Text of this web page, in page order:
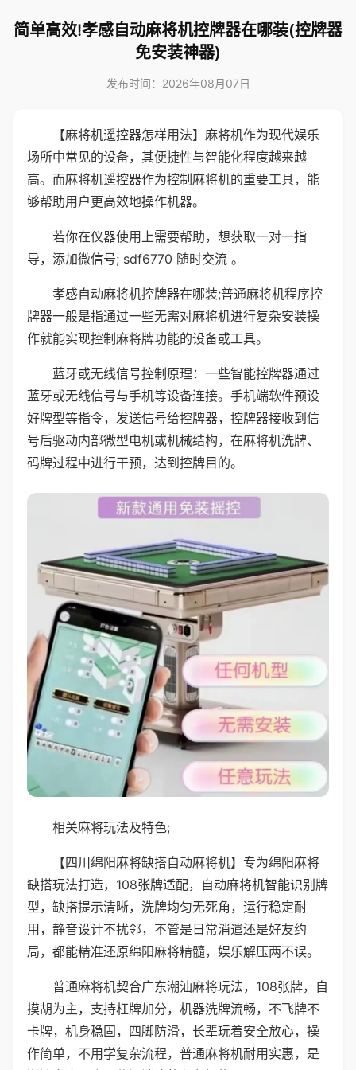
简单高效!孝感自动麻将机控牌器在哪装(控牌器
免安装神器)
发布时间：2026年08月07日
【麻将机遥控器怎样用法】麻将机作为现代娱乐
场所中常见的设备，其便捷性与智能化程度越来越
高。而麻将机遥控器作为控制麻将机的重要工具，能
够帮助用户更高效地操作机器。
若你在仪器使用上需要帮助，想获取一对一指
导，添加微信号; sdf6770 随时交流 。
孝感自动麻将机控牌器在哪装;普通麻将机程序控
牌器一般是指通过一些无需对麻将机进行复杂安装操
作就能实现控制麻将牌功能的设备或工具。
蓝牙或无线信号控制原理：一些智能控牌器通过
蓝牙或无线信号与手机等设备连接。手机端软件预设
好牌型等指令，发送信号给控牌器，控牌器接收到信
号后驱动内部微型电机或机械结构，在麻将机洗牌、
码牌过程中进行干预，达到控牌目的。
相关麻将玩法及特色;
【四川绵阳麻将缺搭自动麻将机】专为绵阳麻将
缺搭玩法打造，108张牌适配，自动麻将机智能识别牌
型，缺搭提示清晰，洗牌均匀无死角，运行稳定耐
用，静音设计不扰邻，不管是日常消遣还是好友约
局，都能精准还原绵阳麻将精髓，娱乐解压两不误。
普通麻将机契合广东潮汕麻将玩法，108张牌，自
摸胡为主，支持杠牌加分，机器洗牌流畅，不飞牌不
卡牌，机身稳固，四脚防滑，长辈玩着安全放心，操
作简单，不用学复杂流程，普通麻将机耐用实惠，是